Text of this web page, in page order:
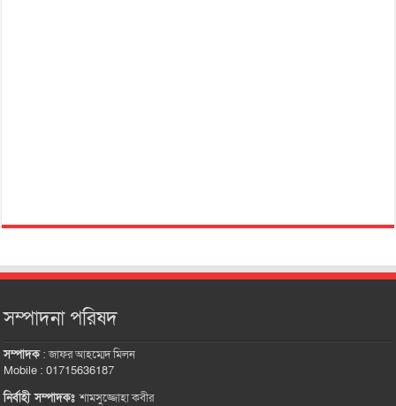
সম্পাদনা পরিষদ
সম্পাদক:জাফর আহম্মেদ মিলন
Mobile : 01715636187
নির্বাহী সম্পাদকঃশামসুজ্জোহা কবীর